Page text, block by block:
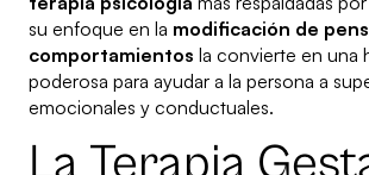
su enfoque en la modificación de
comportamientos la convierte en una
poderosa para ayudar a la persona a
emocionales y conductuales.